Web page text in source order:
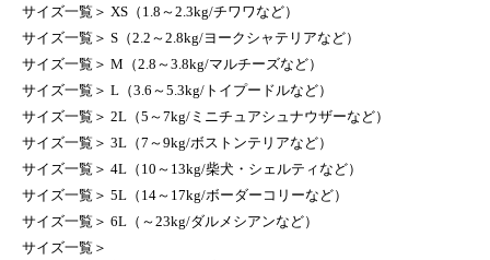
サイズ一覧 ＞ XS（1.8～2.3kg/チワワなど）
サイズ一覧 ＞ S（2.2～2.8kg/ヨークシャテリアなど）
サイズ一覧 ＞ M（2.8～3.8kg/マルチーズなど）
サイズ一覧 ＞ L（3.6～5.3kg/トイプードルなど）
サイズ一覧 ＞ 2L（5～7kg/ミニチュアシュナウザーなど）
サイズ一覧 ＞ 3L（7～9kg/ボストンテリアなど）
サイズ一覧 ＞ 4L（10～13kg/柴犬・シェルティなど）
サイズ一覧 ＞ 5L（14～17kg/ボーダーコリーなど）
サイズ一覧 ＞ 6L（～23kg/ダルメシアンなど）
サイズ一覧 ＞